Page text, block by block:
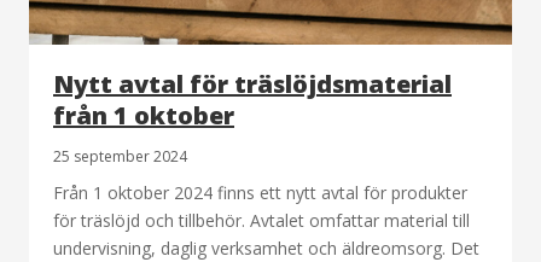
Nytt avtal för träslöjdsmaterial
från 1 oktober
25 september 2024
Från 1 oktober 2024 finns ett nytt avtal för produkter
för träslöjd och tillbehör. Avtalet omfattar material till
undervisning, daglig verksamhet och äldreomsorg. Det